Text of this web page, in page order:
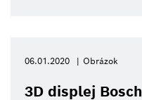
06.01.2020 Obrázok
3D displej Bosch